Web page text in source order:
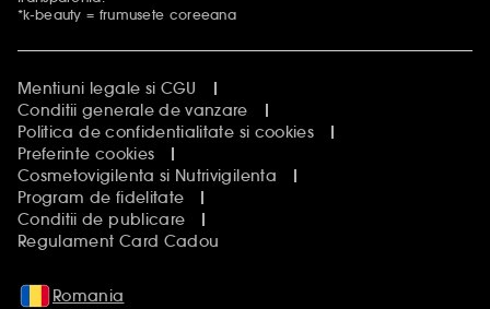
*k-beauty = frumusete coreeana
Mentiuni legale si CGU
Conditii generale de vanzare
Politica de confidentialitate si cookies
Preferinte cookies
Cosmetovigilenta si Nutrivigilenta
Program de fidelitate
Conditii de publicare
Regulament Card Cadou
Romania